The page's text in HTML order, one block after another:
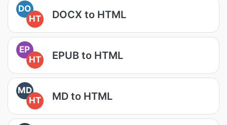
DO
HT
DOCX to HTML
EP
HT
EPUB to HTML
MD
HT
MD to HTML